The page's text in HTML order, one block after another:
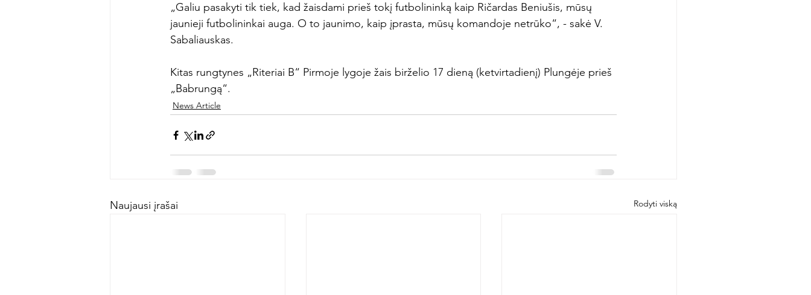
„Galiu pasakyti tik tiek, kad žaisdami prieš tokį futbolininką kaip Ričardas Beniušis, mūsų
jaunieji futbolininkai auga. O to jaunimo, kaip įprasta, mūsų komandoje netrūko“, - sakė V.
Sabaliauskas.
Kitas rungtynes „Riteriai B“ Pirmoje lygoje žais birželio 17 dieną (ketvirtadienį) Plungėje prieš
„Babrungą“.
News Article
Naujausi įrašai Rodyti viską